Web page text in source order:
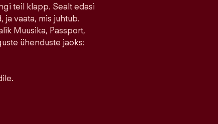
teil klapp. Sealt edasi
ja vaata, mis juhtub.
Muusika, Passport,
ühenduste jaoks: